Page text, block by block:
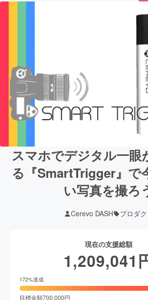
スマホでデジタル一眼
る『SmartTrigger』で
い写真を撮ろ
Cerevo DASH プロダク
現在の支援総額
1,209,041
172%達成
目標金額700,000円